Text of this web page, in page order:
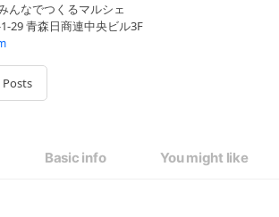
んなでつくるマルシェ
29 青森日商連中央ビル3F
Posts
Basic info You might like